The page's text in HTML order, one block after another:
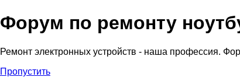
Регистрация
Форум по ремонту
Ремонт электронных устройств - наша профессия.
Пропустить